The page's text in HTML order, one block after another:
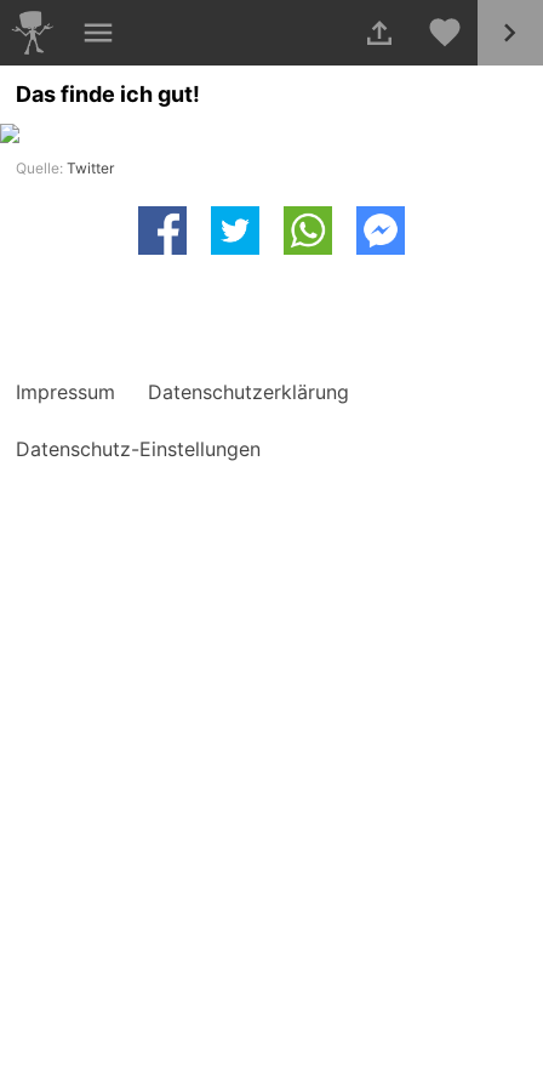
Das finde ich gut!
Quelle:Twitter
Impressum Datenschutzerklärung
Datenschutz-Einstellungen